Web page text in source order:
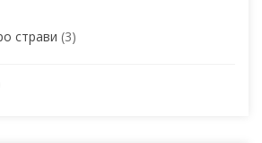
страви (3)